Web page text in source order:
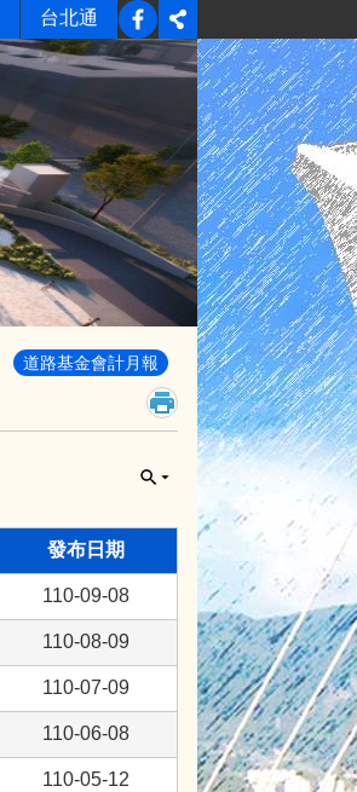
台北通
道路基金會計月報
發布日期
110-09-08
110-08-09
110-07-09
110-06-08
110-05-12